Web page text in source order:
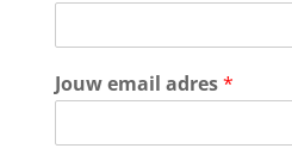
Jouw email adres*